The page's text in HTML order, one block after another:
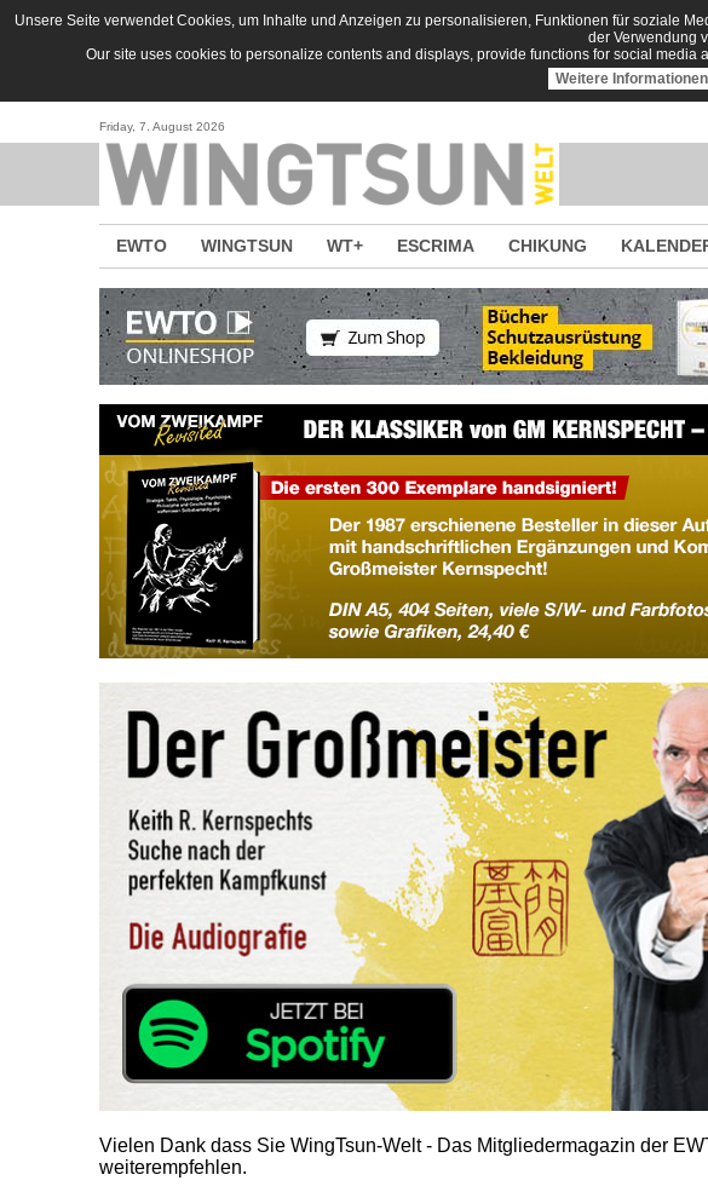
Direkt zum Inhalt
Unsere Seite verwendet Cookies, um Inhalte und Anzeigen zu personalisieren, Funktionen für soziale
der Verwendung
Our site uses cookies to personalize contents and displays, provide functions for social
Weitere
Friday, 7. August 2026
EWTO WINGTSUN WT+ ESCRIMA CHIKUNG
Vielen Dank dass Sie WingTsun-Welt - Das Mitgliedermagazin der
weiterempfehlen.